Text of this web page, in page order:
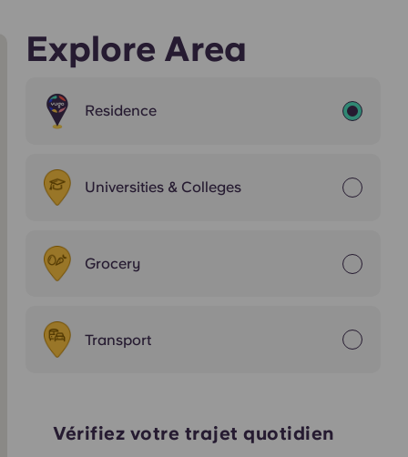
Explore Area
Residence
Universities & Colleges
Grocery
Transport
Vérifiez votre trajet quotidien